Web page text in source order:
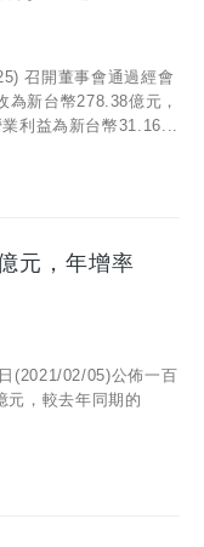
召開董事會通過經會
新台幣278.38億元，
利益為新台幣31.16...
元，年增率
(2021/02/05)公佈一百
元，較去年同期的